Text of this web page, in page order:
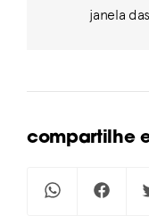
janela
compartilhe